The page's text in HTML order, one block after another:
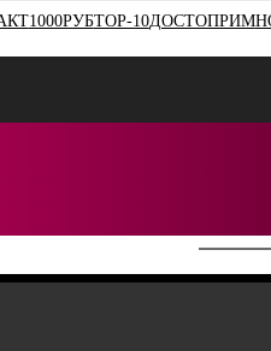
1000РУБTOP-10ДОСТОПРИМ